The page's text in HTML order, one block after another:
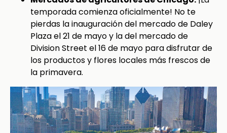
temporada comienza oficialmente! No te
pierdas la inauguración del mercado de Daley
Plaza el 21 de mayo y la del mercado de
Division Street el 16 de mayo para disfrutar de
los productos y flores locales más frescos de
la primavera.